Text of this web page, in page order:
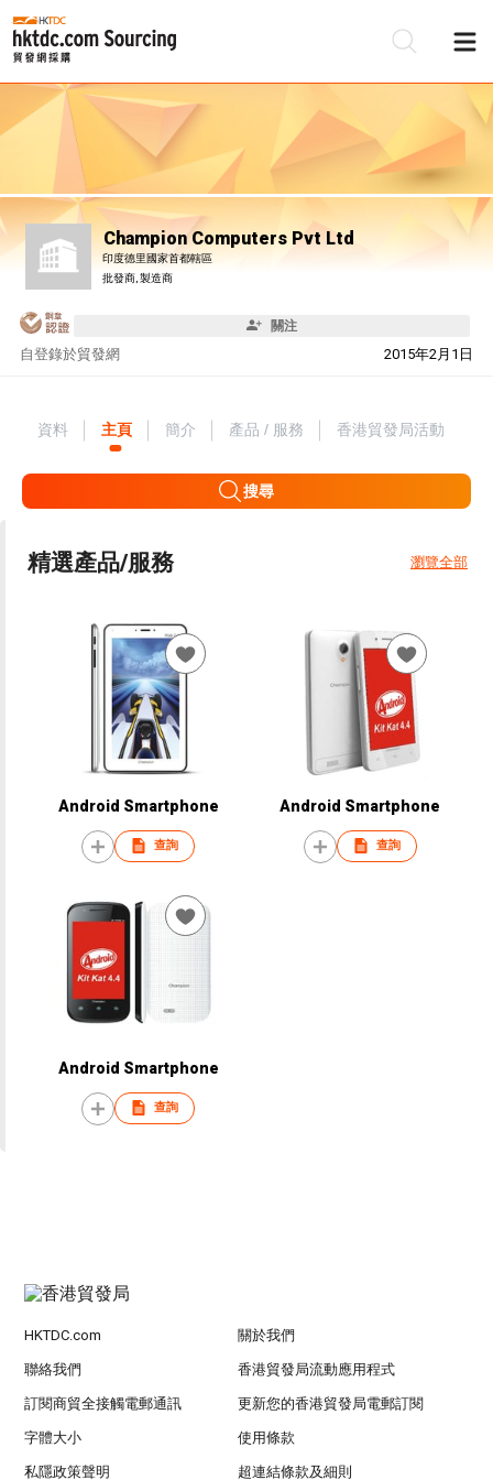
Champion Computers Pvt Ltd
印度德里國家首都轄區
批發商, 製造商
關注
自 2015年2月1日
登錄於貿發網
資料 主頁 簡介 產品 / 服務 香港貿發局活動
搜尋
精選產品/服務 瀏覽全部
Android Smartphone
查詢
Android Smartphone
查詢
Android Smartphone
查詢
HKTDC.com 關於我們
聯絡我們 香港貿發局流動應用程式
訂閱商貿全接觸電郵通訊 更新您的香港貿發局電郵訂閱
字體大小 使用條款
私隱政策聲明 超連結條款及細則